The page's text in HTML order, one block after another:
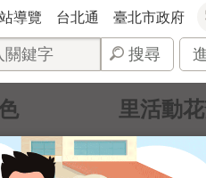
導覽 台北通 臺北市政府
搜尋
里活動